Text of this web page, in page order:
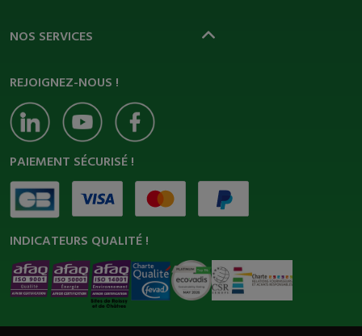
NOS SERVICES
REJOIGNEZ-NOUS !
PAIEMENT SÉCURISÉ !
INDICATEURS QUALITÉ !